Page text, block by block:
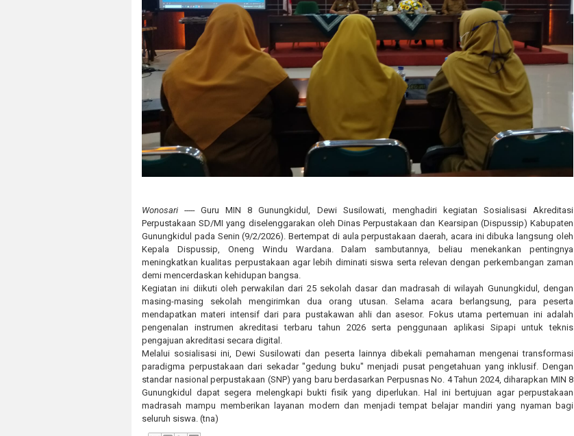
Wonosari -----Guru MIN 8 Gunungkidul, Dewi Susilowati, menghadiri kegiatan Sosialisasi Akreditasi
Perpustakaan SD/MI yang diselenggarakan oleh Dinas Perpustakaan dan Kearsipan (Dispussip) Kabupaten
Gunungkidul pada Senin (9/2/2026). Bertempat di aula perpustakaan daerah, acara ini dibuka langsung oleh
Kepala Dispussip, Oneng Windu Wardana. Dalam sambutannya, beliau menekankan pentingnya
meningkatkan kualitas perpustakaan agar lebih diminati siswa serta relevan dengan perkembangan zaman
demi mencerdaskan kehidupan bangsa.
Kegiatan ini diikuti oleh perwakilan dari 25 sekolah dasar dan madrasah di wilayah Gunungkidul, dengan
masing-masing sekolah mengirimkan dua orang utusan. Selama acara berlangsung, para peserta
mendapatkan materi intensif dari para pustakawan ahli dan asesor. Fokus utama pertemuan ini adalah
pengenalan instrumen akreditasi terbaru tahun 2026 serta penggunaan aplikasi Sipapi untuk teknis
pengajuan akreditasi secara digital.
Melalui sosialisasi ini, Dewi Susilowati dan peserta lainnya dibekali pemahaman mengenai transformasi
paradigma perpustakaan dari sekadar "gedung buku" menjadi pusat pengetahuan yang inklusif. Dengan
standar nasional perpustakaan (SNP) yang baru berdasarkan Perpusnas No. 4 Tahun 2024, diharapkan MIN 8
Gunungkidul dapat segera melengkapi bukti fisik yang diperlukan. Hal ini bertujuan agar perpustakaan
madrasah mampu memberikan layanan modern dan menjadi tempat belajar mandiri yang nyaman bagi
seluruh siswa. (tna)